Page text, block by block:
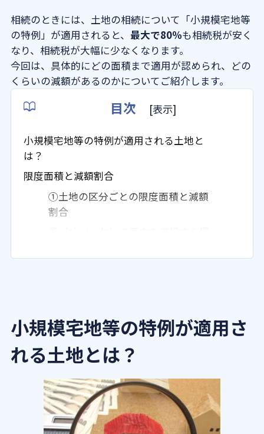
セミナー
よくある質問
法人概要
相続のときには、土地の相続について「小規模宅地等
の特例」が適用されると、 最大で80％も相続税が安く
なり、相続税が大幅に少なくなります。
今回は、具体的にどの面積まで適用が認められ、どの
くらいの減額があるのかについてご紹介します。
目次 [表示]
小規模宅地等の特例が適用される土地と
は？
限度面積と減額割合
①土地の区分ごとの限度面積と減額
割合
士法人へお気軽にご連絡ください。
小規模宅地等の特例を使う場合の注意点
相続税が０円でも申告書の提出が必
特例を受けるために必要な書類
まとめ
小規模宅地等の特例が適用さ
れる土地とは？